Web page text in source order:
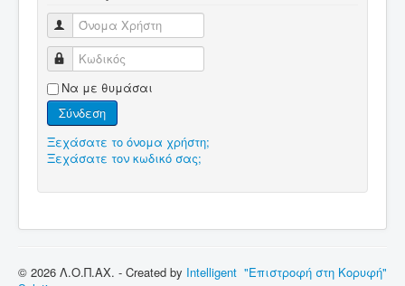
Όνομα Χρήστη
Κωδικός
Να με θυμάσαι
Σύνδεση
Ξεχάσατε το όνομα χρήστη;
Ξεχάσατε τον κωδικό σας;
"Επιστροφή στη Κορυφή"
© 2026 Λ.Ο.Π.ΑΧ. - Created by Intelligent